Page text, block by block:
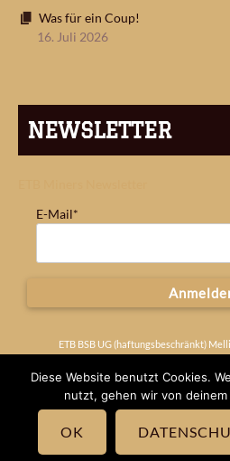
Was für ein Coup!
16. Juli 2026
NEWSLETTER
E-Mail*
ETB BSB UG (haftungsbeschränkt)
Deutschland
Diese Website benutzt Cookies.
nutzt, gehen wir von deinem
OK